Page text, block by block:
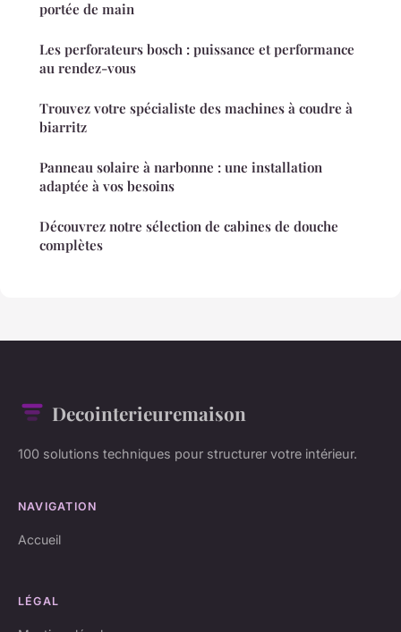
portée de main
Les perforateurs bosch : puissance et performance
au rendez-vous
Trouvez votre spécialiste des machines à coudre à
biarritz
Panneau solaire à narbonne : une installation
adaptée à vos besoins
Découvrez notre sélection de cabines de douche
complètes
Decointerieuremaison
100 solutions techniques pour structurer votre intérieur.
NAVIGATION
Accueil
LÉGAL